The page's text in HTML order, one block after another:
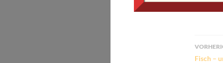
Fisch –